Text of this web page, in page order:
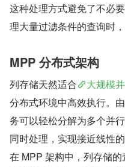
这种处理方式避免了不必
理大量过滤条件的查询时
MPP 分布式架构
列存储天然适合 大规模
分布式环境中高效执行。
务可以轻松分解为多个并
同时处理，实现接近线性的
在 MPP 架构中，列存储